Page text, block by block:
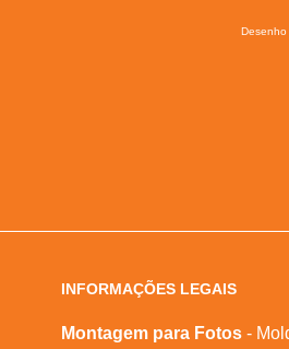
Desenho
INFORMAÇÕES LEGAIS
Montagem para Fotos -